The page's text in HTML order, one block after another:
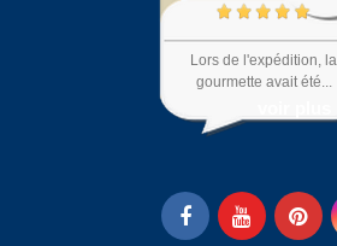
Lors de l'expédition, la
gourmette avait été...